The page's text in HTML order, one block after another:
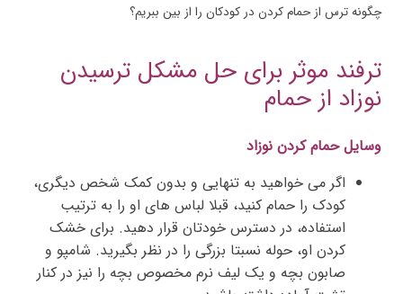
چگونه ترس از حمام کردن در کودکان را از بین ببریم؟
ترفند موثر برای حل مشکل ترسیدن
نوزاد از حمام
وسایل حمام کردن نوزاد
اگر می خواهید به تنهایی و بدون کمک شخص دیگری،
کودک را حمام کنید، قبلا لباس های او را به ترتیب
استفاده، در دسترس خودتان قرار دهید. برای خشک
کردن او، حوله نسبتا بزرگی را در نظر بگیرید. شامپو و
صابون بچه و یک لیف نرم مخصوص بچه را نیز در کنار